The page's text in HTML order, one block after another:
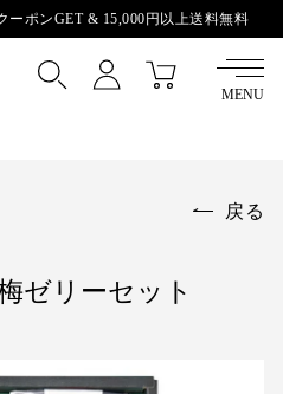
ーポンGET & 15,000円以上送料無料
MENU
戻る
ゼリーセット